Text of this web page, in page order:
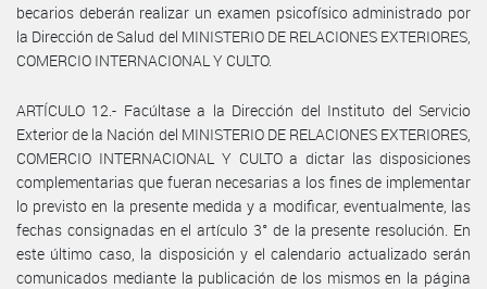
becarios deberán realizar un examen psicofísico administrado por
la Dirección de Salud del MINISTERIO DE RELACIONES EXTERIORES,
COMERCIO INTERNACIONAL Y CULTO.
ARTÍCULO 12.- Facúltase a la Dirección del Instituto del Servicio
Exterior de la Nación del MINISTERIO DE RELACIONES EXTERIORES,
COMERCIO INTERNACIONAL Y CULTO a dictar las disposiciones
complementarias que fueran necesarias a los fines de implementar
lo previsto en la presente medida y a modificar, eventualmente, las
fechas consignadas en el artículo 3° de la presente resolución. En
este último caso, la disposición y el calendario actualizado serán
comunicados mediante la publicación de los mismos en la página